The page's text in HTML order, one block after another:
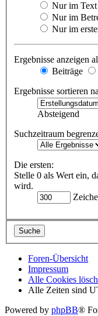
Nur im
Nur im
Nur im
Ergebnisse anzeigen
Beiträge
Ergebnisse sortieren
Absteigend
Suchzeitraum
Die ersten:
Stelle 0 als Wert ein,
wird.
Foren-Übersicht
Impressum
Alle Cookies
Alle Zeiten sind
Powered by phpBB®